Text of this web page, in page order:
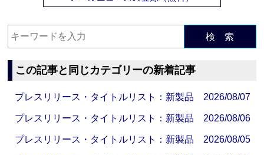
検 索
この記事と同じカテゴリーの新着記事
プレスリリース・タイトルリスト：新製品 2026/08/07
プレスリリース・タイトルリスト：新製品 2026/08/06
プレスリリース・タイトルリスト：新製品 2026/08/05